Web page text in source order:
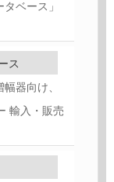
ベース」
ス
器向け、
輸入・販売